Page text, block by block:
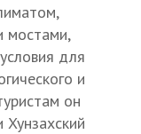
мостами,
для
и
он
Хунзахский